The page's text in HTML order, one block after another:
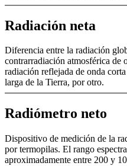
Radiación neta
Diferencia entre la radiación
contrarradiación atmosférica de
radiación reflejada de onda
larga de la Tierra, por otro.
Radiómetro neto
Dispositivo de medición de la
por termopilas. El rango
aproximadamente entre 200 y